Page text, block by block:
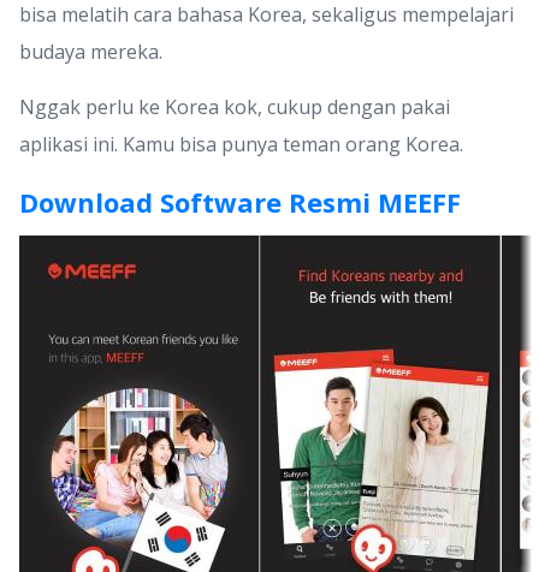
bisa melatih cara bahasa Korea, sekaligus mempelajari
budaya mereka.
Nggak perlu ke Korea kok, cukup dengan pakai
aplikasi ini. Kamu bisa punya teman orang Korea.
Download Software Resmi MEEFF